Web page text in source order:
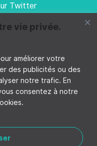
vie privée.
améliorer votre
des publicités ou des
notre trafic. En
consentez à notre
Twitter
YouTube